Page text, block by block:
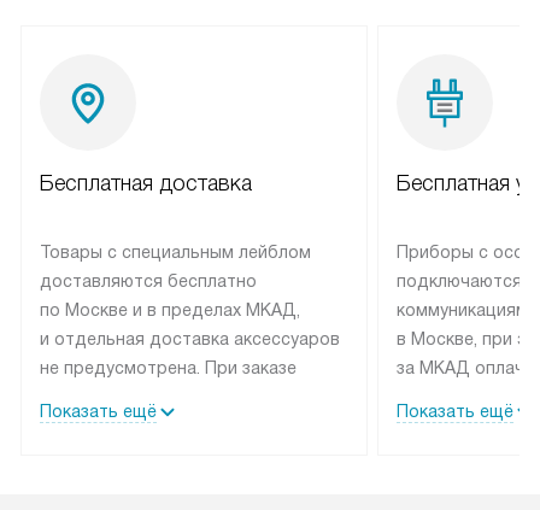
Бесплатная доставка
Товары с специальным лейблом
доставляются бесплатно
по Москве и в пределах МКАД,
и отдельная доставка аксессуаров
не предусмотрена. При заказе
рекомендуем обсудить
Показать ещё
Бесплатная
Приборы с
подключаются к
коммуникациям
в Москве, при
за МКАД
партнера
Показать ещё